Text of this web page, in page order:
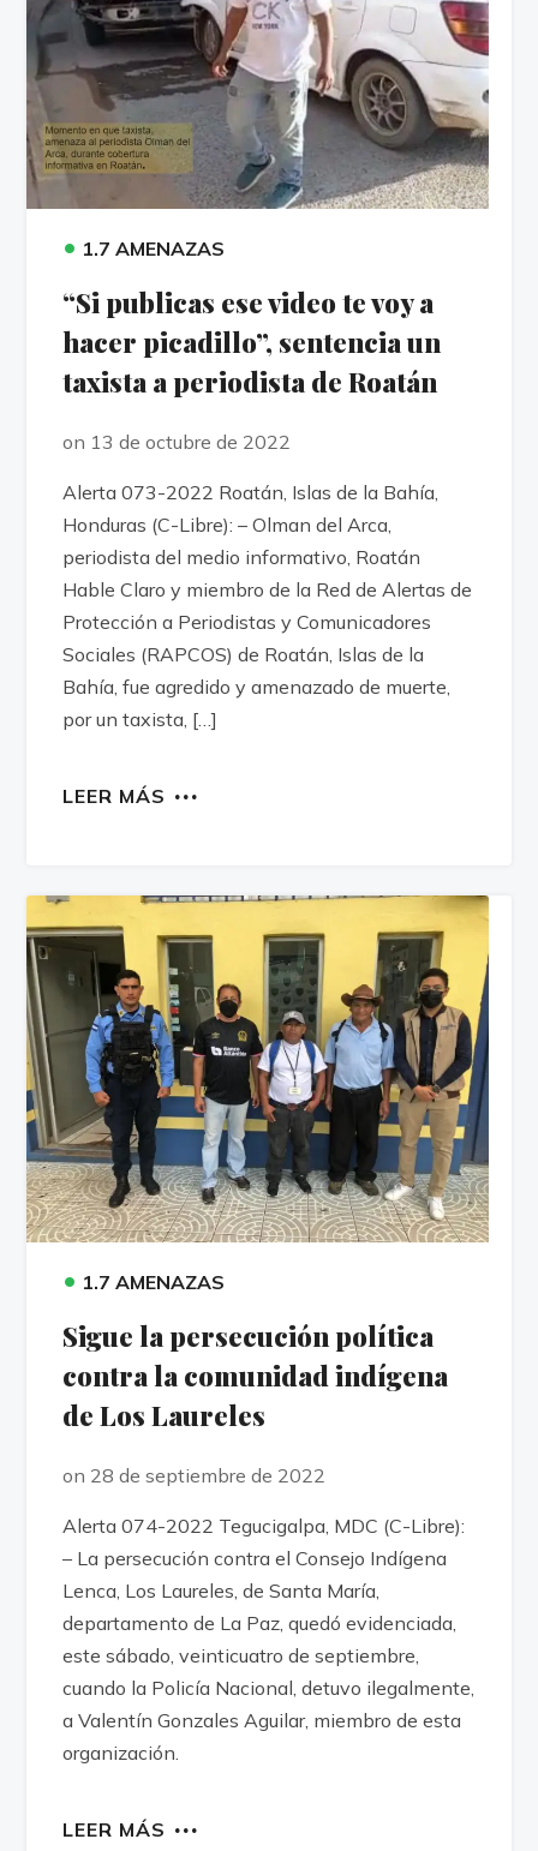
• 1.7 AMENAZAS
“Si publicas ese video te voy a
hacer picadillo”, sentencia un
taxista a periodista de Roatán
on 13 de octubre de 2022
Alerta 073-2022 Roatán, Islas de la Bahía,
Honduras (C-Libre): – Olman del Arca,
periodista del medio informativo, Roatán
Hable Claro y miembro de la Red de Alertas de
Protección a Periodistas y Comunicadores
Sociales (RAPCOS) de Roatán, Islas de la
Bahía, fue agredido y amenazado de muerte,
por un taxista, […]
LEER MÁS
• 1.7 AMENAZAS
Sigue la persecución política
contra la comunidad indígena
de Los Laureles
on 28 de septiembre de 2022
Alerta 074-2022 Tegucigalpa, MDC (C-Libre):
– La persecución contra el Consejo Indígena
Lenca, Los Laureles, de Santa María,
departamento de La Paz, quedó evidenciada,
este sábado, veinticuatro de septiembre,
cuando la Policía Nacional, detuvo ilegalmente,
a Valentín Gonzales Aguilar, miembro de esta
organización.
LEER MÁS